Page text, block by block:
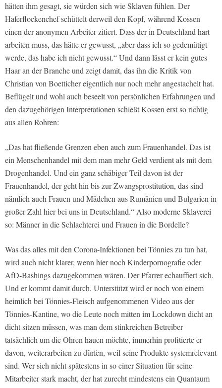
hätten ihm gesagt, sie würden sich wie Sklaven fühlen. Der
Haferflockenchef schüttelt derweil den Kopf, während Kossen
einen der anonymen Arbeiter zitiert. Dass der in Deutschland hart
arbeiten muss, das hätte er gewusst, „aber dass ich so gedemütigt
werde, das habe ich nicht gewusst.“ Und dann lässt er kein gutes
Haar an der Branche und zeigt damit, das ihn die Kritik von
Christian von Boetticher eigentlich nur noch mehr angestachelt hat.
Beflügelt und wohl auch beseelt von persönlichen Erfahrungen und
den dazugehörigen Interpretationen schießt Kossen erst so richtig
aus allen Rohren:
„Das hat fließende Grenzen eben auch zum Frauenhandel. Das ist
ein Menschenhandel mit dem man mehr Geld verdient als mit dem
Drogenhandel. Und ein ganz schäbiger Teil davon ist der
Frauenhandel, der geht hin bis zur Zwangsprostitution, das sind
nämlich auch Frauen und Mädchen aus Rumänien und Bulgarien in
großer Zahl hier bei uns in Deutschland.“ Also moderne Sklaverei
so: Männer in die Schlachterei und Frauen in die Bordelle?
Was das alles mit den Corona-Infektionen bei Tönnies zu tun hat,
wird auch nicht klarer, wenn hier noch Kinderpornografie oder
AfD-Bashings dazugekommen wären. Der Pfarrer echauffiert sich.
Und er kommt damit durch. Unterstützt wird er noch von einem
heimlich bei Tönnies-Fleisch aufgenommenen Video aus der
Tönnies-Kantine, wo die Leute noch mitten im Lockdown dicht an
dicht sitzen müssen, was man dem stinkreichen Betreiber
tatsächlich um die Ohren hauen möchte, immerhin profitierte er
davon, weiterarbeiten zu dürfen, weil seine Produkte systemrelevant
sind. Wer sich nicht spätestens in so einer Situation für seine
Mitarbeiter stark macht, der hat zurecht mindestens ein Quantaum